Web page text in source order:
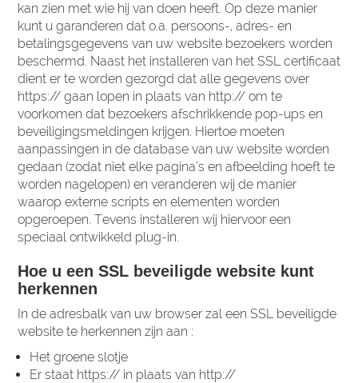
kan zien met wie hij van doen heeft. Op deze manier
kunt u garanderen dat o.a. persoons-, adres- en
betalingsgegevens van uw website bezoekers worden
beschermd. Naast het installeren van het SSL certificaat
dient er te worden gezorgd dat alle gegevens over
https:// gaan lopen in plaats van http:// om te
voorkomen dat bezoekers afschrikkende pop-ups en
beveiligingsmeldingen krijgen. Hiertoe moeten
aanpassingen in de database van uw website worden
gedaan (zodat niet elke pagina’s en afbeelding hoeft te
worden nagelopen) en veranderen wij de manier
waarop externe scripts en elementen worden
opgeroepen. Tevens installeren wij hiervoor een
speciaal ontwikkeld plug-in.
Hoe u een SSL beveiligde website kunt
herkennen
In de adresbalk van uw browser zal een SSL beveiligde
website te herkennen zijn aan :
Het groene slotje
Er staat https:// in plaats van http://